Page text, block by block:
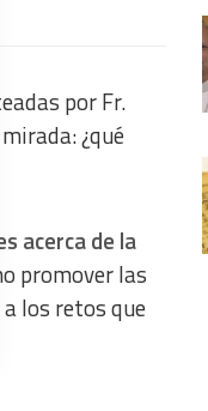
por Fr.
¿qué
acerca de la
promover las
los retos que